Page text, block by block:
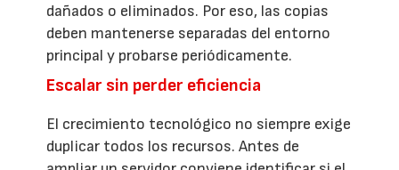
dañados o eliminados. Por eso, las copias
deben mantenerse separadas del entorno
principal y probarse periódicamente.
Escalar sin perder eficiencia
El crecimiento tecnológico no siempre exige
duplicar todos los recursos. Antes de